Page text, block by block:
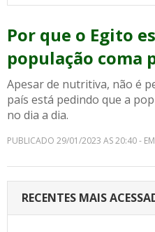
Por que o Egito
população coma
Apesar de nutritiva, não é
país está pedindo que a
no dia a dia.
PUBLICADO 29/01/2023 AS 20:40 - EM
RECENTES MAIS